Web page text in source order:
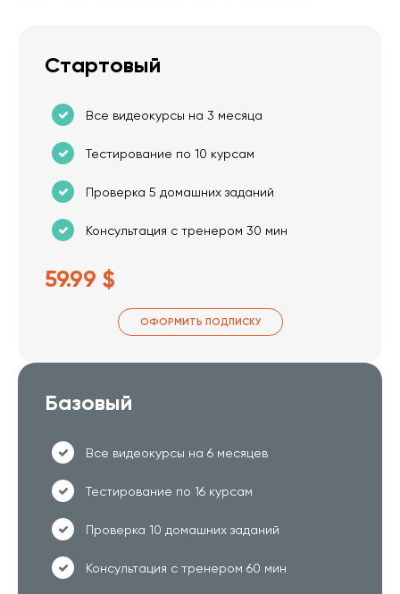
Стартовый
Все видеокурсы на 3 месяца
Тестирование по 10 курсам
Проверка 5 домашних заданий
Консультация с тренером 30 мин
59.99 $
ОФОРМИТЬ ПОДПИСКУ
Базовый
Все видеокурсы на 6 месяцев
Тестирование по 16 курсам
Проверка 10 домашних заданий
Консультация с тренером 60 мин